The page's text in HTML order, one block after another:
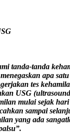
tanda-tanda
apa
tes
USG
mulai sejak
sampai
yang ada